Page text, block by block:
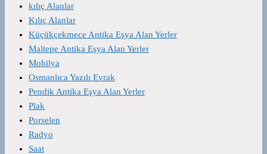
kılıç Alanlar
Kılıç Alanlar
Küçükçekmece Antika Eşya Alan Yerler
Maltepe Antika Eşya Alan Yerler
Mobilya
Osmanlıca Yazılı Evrak
Pendik Antika Eşya Alan Yerler
Plak
Porselen
Radyo
Saat